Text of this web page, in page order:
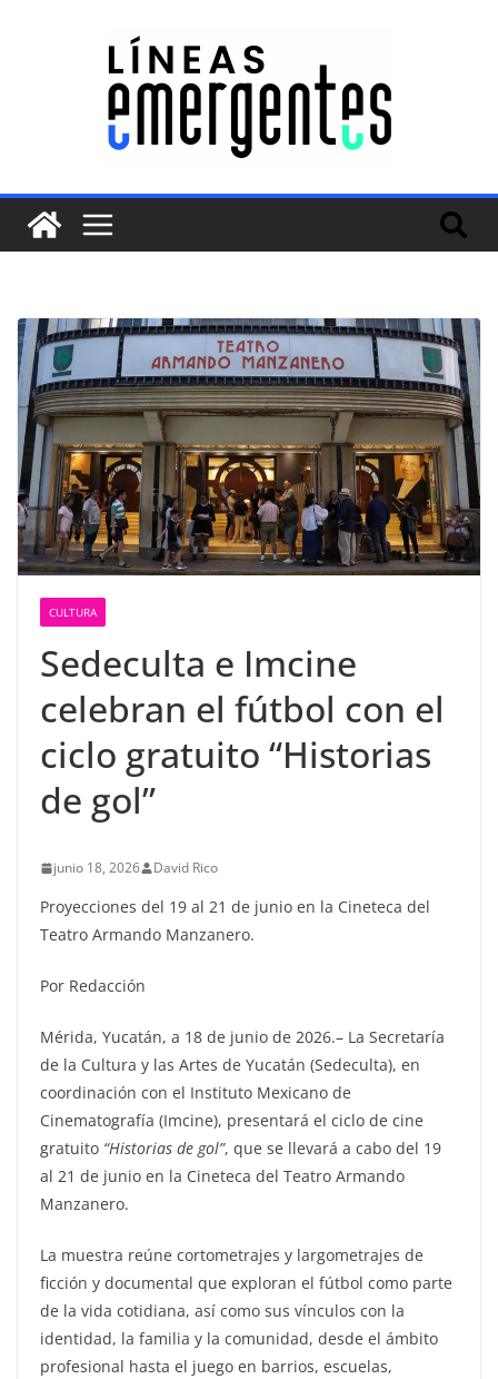
CULTURA
Sedeculta e Imcine
celebran el fútbol con el
ciclo gratuito “Historias
de gol”
junio 18, 2026 David Rico
Proyecciones del 19 al 21 de junio en la Cineteca del
Teatro Armando Manzanero.
Por Redacción
Mérida, Yucatán, a 18 de junio de 2026.– La Secretaría
de la Cultura y las Artes de Yucatán (Sedeculta), en
coordinación con el Instituto Mexicano de
Cinematografía (Imcine), presentará el ciclo de cine
gratuito “Historias de gol”, que se llevará a cabo del 19
al 21 de junio en la Cineteca del Teatro Armando
Manzanero.
La muestra reúne cortometrajes y largometrajes de
ficción y documental que exploran el fútbol como parte
de la vida cotidiana, así como sus vínculos con la
identidad, la familia y la comunidad, desde el ámbito
profesional hasta el juego en barrios, escuelas,